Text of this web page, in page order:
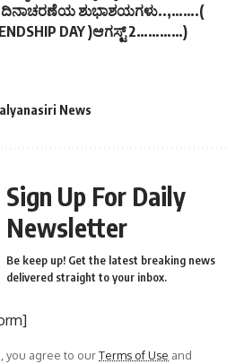
ಶುಭಾಶಯಗಳು..,…….(
DAY )ಆಗಸ್ಟ್ 2…………)
News
Sign Up For Daily
Newsletter
Be keep up! Get the latest breaking news
delivered straight to your inbox.
you agree to ourTerms of Use and